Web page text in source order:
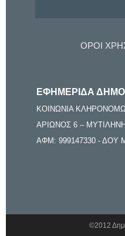
ΟΡΟΙ
ΕΦΗΜΕΡΙΔΑ
ΚΟΙΝΩΝΙΑ
ΑΡΙΩΝΟΣ 6 – ΜΥΤΙΛΗΝΗ
ΑΦΜ: 999147330 - ΔΟΥ
©2012